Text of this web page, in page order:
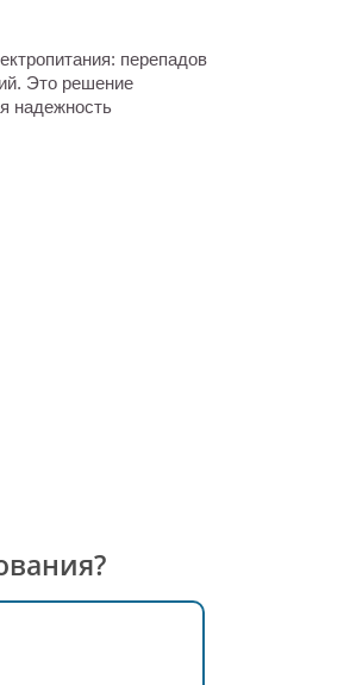
перепадов
Это решение
надежность